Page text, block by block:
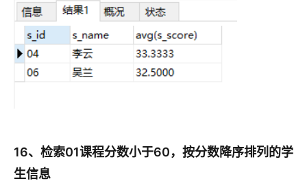
16、检索01课程分数小于60，按分数降序排列的学
生信息